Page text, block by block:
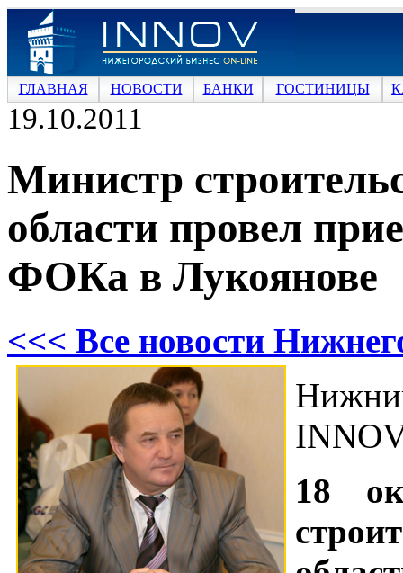
ГЛАВНАЯ НОВОСТИ БАНКИ ГОСТИНИЦЫ
19.10.2011
Министр
области провел
ФОКа в Лукоянове
<<< Все новости
18